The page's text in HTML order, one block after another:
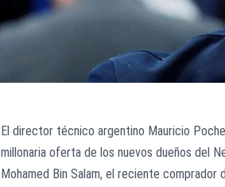
El director técnico argentino Mauricio
millonaria oferta de los nuevos dueños del
Mohamed Bin Salam, el reciente